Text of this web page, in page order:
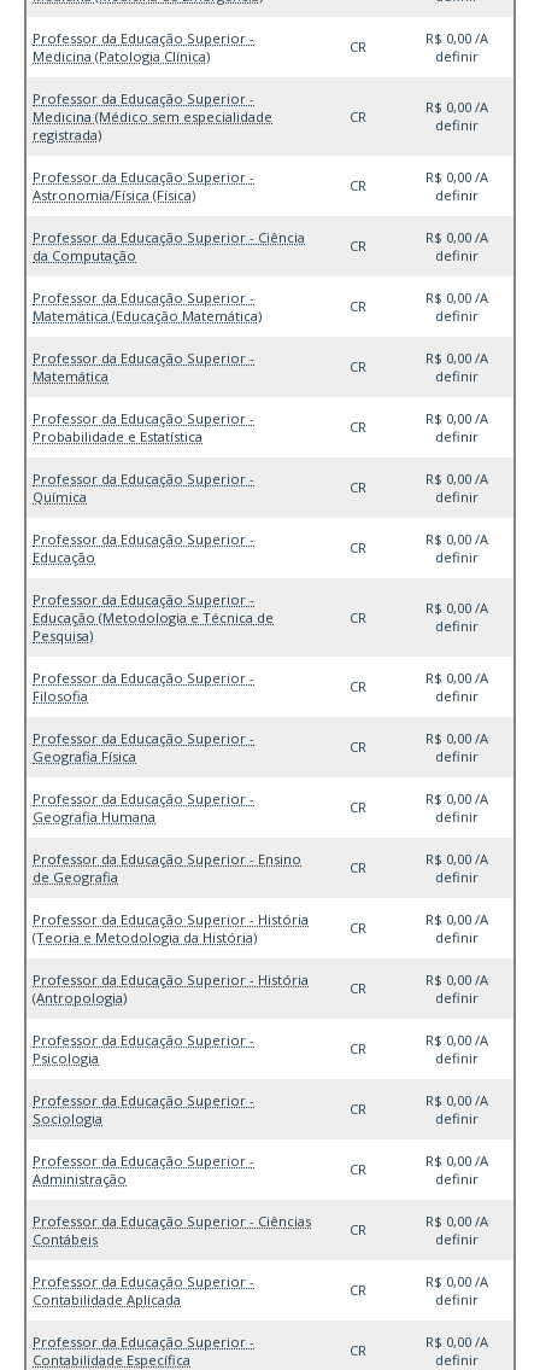
Professor da Educação Superior -
Medicina (Patologia Clínica)
CR
R$ 0,00 /A
definir
Professor da Educação Superior -
Medicina (Médico sem especialidade
registrada)
CR
R$ 0,00 /A
definir
Professor da Educação Superior -
Astronomia/Física (Física)
CR
R$ 0,00 /A
definir
Professor da Educação Superior - Ciência
da Computação
CR
R$ 0,00 /A
definir
Professor da Educação Superior -
Matemática (Educação Matemática)
CR
R$ 0,00 /A
definir
Professor da Educação Superior -
Matemática
CR
R$ 0,00 /A
definir
Professor da Educação Superior -
Probabilidade e Estatística
CR
R$ 0,00 /A
definir
Professor da Educação Superior -
Química
CR
R$ 0,00 /A
definir
Professor da Educação Superior -
Educação
CR
R$ 0,00 /A
definir
Professor da Educação Superior -
Educação (Metodologia e Técnica de
Pesquisa)
CR
R$ 0,00 /A
definir
Professor da Educação Superior -
Filosofia
CR
R$ 0,00 /A
definir
Professor da Educação Superior -
Geografia Física
CR
R$ 0,00 /A
definir
Professor da Educação Superior -
Geografia Humana
CR
R$ 0,00 /A
definir
Professor da Educação Superior - Ensino
de Geografia
CR
R$ 0,00 /A
definir
Professor da Educação Superior - História
(Teoria e Metodologia da História)
CR
R$ 0,00 /A
definir
Professor da Educação Superior - História
(Antropologia)
CR
R$ 0,00 /A
definir
Professor da Educação Superior -
Psicologia
CR
R$ 0,00 /A
definir
Professor da Educação Superior -
Sociologia
CR
R$ 0,00 /A
definir
Professor da Educação Superior -
Administração
CR
R$ 0,00 /A
definir
Professor da Educação Superior - Ciências
Contábeis
CR
R$ 0,00 /A
definir
Professor da Educação Superior -
Contabilidade Aplicada
CR
R$ 0,00 /A
definir
Professor da Educação Superior -
Contabilidade Específica
CR
R$ 0,00 /A
definir